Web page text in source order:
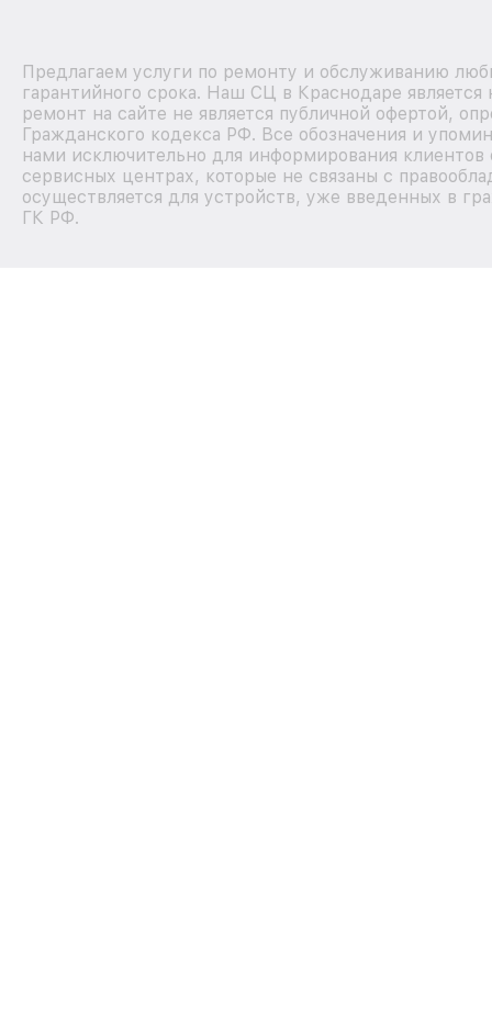
Предлагаем услуги по ремонту и обслуживанию
гарантийного срока. Наш СЦ в Краснодаре
ремонт на сайте не является публичной офертой,
Гражданского кодекса РФ. Все обозначения и
нами исключительно для информирования
сервисных центрах, которые не связаны с
осуществляется для устройств, уже введенных в
ГК РФ.